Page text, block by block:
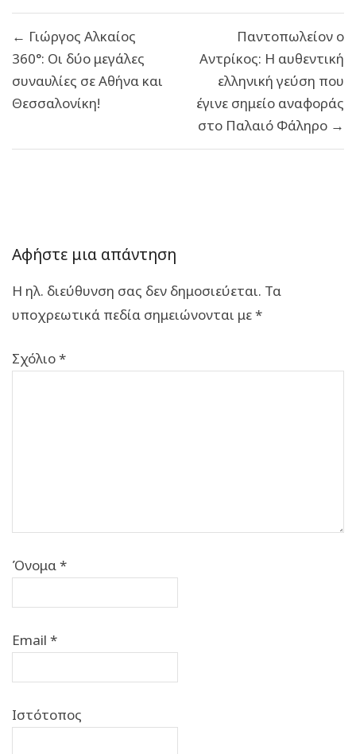
άρθρων
← Γιώργος Αλκαίος
360°: Οι δύο μεγάλες
συναυλίες σε Αθήνα και
Θεσσαλονίκη!
Παντοπωλείον ο
Αντρίκος: Η αυθεντική
ελληνική γεύση που
έγινε σημείο αναφοράς
στο Παλαιό Φάληρο →
Αφήστε μια απάντηση
Η ηλ. διεύθυνση σας δεν δημοσιεύεται. Τα
υποχρεωτικά πεδία σημειώνονται με*
Σχόλιο*
Όνομα*
Email *
Ιστότοπος